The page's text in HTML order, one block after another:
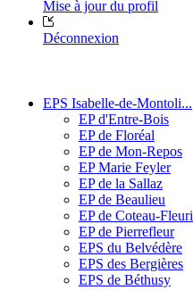
Mise à jour du profil
Déconnexion
EPS Isabelle-de-Montoli...
EP d'Entre-Bois
EP de Floréal
EP de Mon-Repos
EP Marie Feyler
EP de la Sallaz
EP de Beaulieu
EP de Coteau-Fleuri
EP de Pierrefleur
EPS du Belvédère
EPS des Bergières
EPS de Béthusy